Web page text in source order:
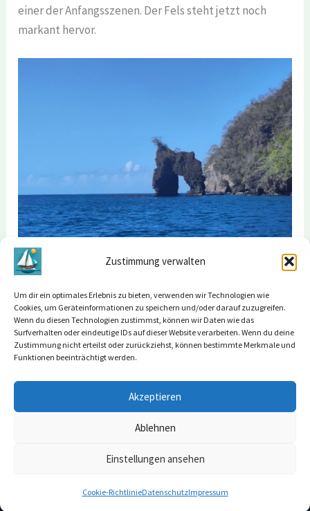
Zustimmung verwalten
Um dir ein optimales Erlebnis zu bieten, verwenden wir Technologien wie
Cookies, um Geräteinformationen zu speichern und/oder darauf zuzugreifen.
Wenn du diesen Technologien zustimmst, können wir Daten wie das
Surfverhalten oder eindeutige IDs auf dieser Website verarbeiten. Wenn du deine
Zustimmung nicht erteilst oder zurückziehst, können bestimmte Merkmale und
Funktionen beeinträchtigt werden.
Akzeptieren
Ablehnen
Einstellungen ansehen
Cookie-RichtlinieDatenschutzImpressum
einer der Anfangsszenen. Der Fels steht jetzt noch
markant hervor.
←Vorheriger Beitrag Nächster Beitrag→
Impressum
Datenschutz